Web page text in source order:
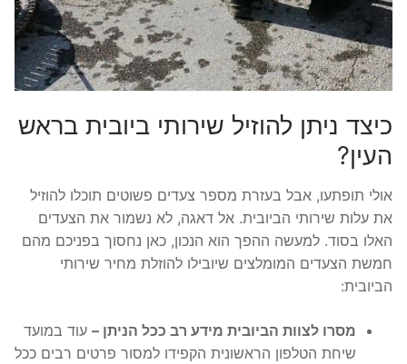
כיצד ניתן להוזיל שירותי ביובית בראש
העין?
אולי תופתעו, אבל בעזרת מספר צעדים פשוטים תוכלו להוזיל
את עלות שירותי הביובית. אל דאגה, לא נשמור את הצעדים
האלו בסוד. למעשה ההפך הוא הנכון, כאן נחסוך בפניכם מהם
חמשת הצעדים המומלצים שיובילו להוזלת מחיר שירותי
הביובית:
מסרו לצוות הביובית מידע רב ככל הניתן – עוד במועד
שיחת הטלפון הראשונית הקפידו למסור פרטים רבים ככל